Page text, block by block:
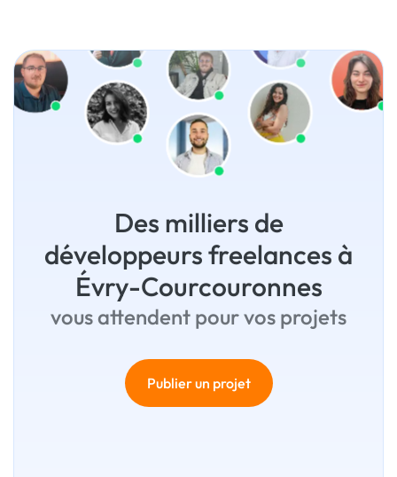
Des milliers de
développeurs freelances à
Évry-Courcouronnes
vous attendent pour vos projets
Publier un projet